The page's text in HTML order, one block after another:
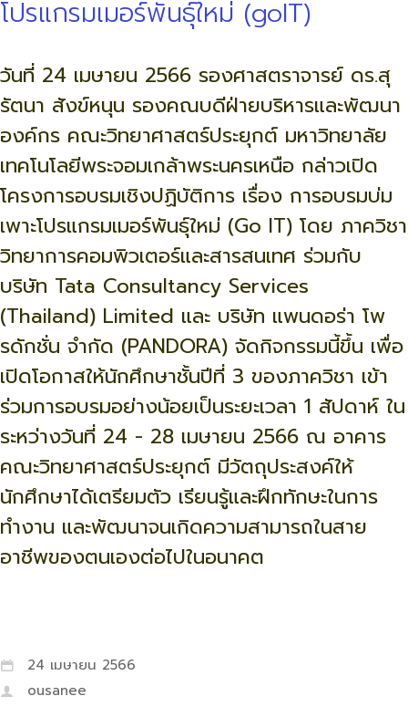
โปรแกรมเมอร์พันธุ์ใหม่ (goIT)
วันที่ 24 เมษายน 2566 รองศาสตราจารย์ ดร.สุ
รัตนา สังข์หนุน รองคณบดีฝ่ายบริหารและพัฒนา
องค์กร คณะวิทยาศาสตร์ประยุกต์ มหาวิทยาลัย
เทคโนโลยีพระจอมเกล้าพระนครเหนือ กล่าวเปิด
โครงการอบรมเชิงปฏิบัติการ เรื่อง การอบรมบ่ม
เพาะโปรแกรมเมอร์พันธุ์ใหม่ (Go IT) โดย ภาควิชา
วิทยาการคอมพิวเตอร์และสารสนเทศ ร่วมกับ
บริษัท Tata Consultancy Services
(Thailand) Limited และ บริษัท แพนดอร่า โพ
รดักชั่น จำกัด (PANDORA) จัดกิจกรรมนี้ขึ้น เพื่อ
เปิดโอกาสให้นักศึกษาชั้นปีที่ 3 ของภาควิชา เข้า
ร่วมการอบรมอย่างน้อยเป็นระยะเวลา 1 สัปดาห์ ใน
ระหว่างวันที่ 24 - 28 เมษายน 2566 ณ อาคาร
คณะวิทยาศาสตร์ประยุกต์ มีวัตถุประสงค์ให้
นักศึกษาได้เตรียมตัว เรียนรู้และฝึกทักษะในการ
ทำงาน และพัฒนาจนเกิดความสามารถในสาย
อาชีพของตนเองต่อไปในอนาคต
24 เมษายน 2566
ousanee